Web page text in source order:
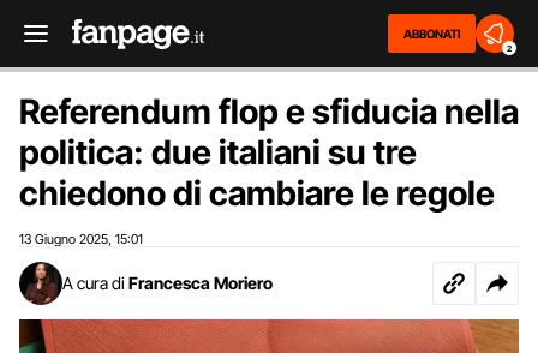
ABBONATI
2
Referendum flop e sfiducia nella
politica: due italiani su tre
chiedono di cambiare le regole
13 Giugno 2025 15:01
A cura di Francesca Moriero